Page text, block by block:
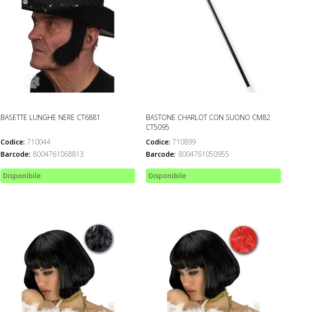
BASETTE LUNGHE NERE CT6881
Codice: 710044
Barcode: 8004761068813
Disponibile
BASTONE CHARLOT CON SUONO CM82
CT5095
Codice: 710899
Barcode: 8004761050955
Disponibile